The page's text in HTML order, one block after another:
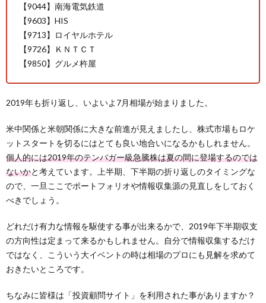
【9044】南海電気鉄道
【9603】HIS
【9713】ロイヤルホテル
【9726】ＫＮＴＣＴ
【9850】グルメ杵屋
2019年も折り返し、いよいよ7月相場が始まりました。
米中関係と米朝関係に大きな前進が見えましたし、株式市場もロケ
ットスタートを切るにはとても良い地合いになるかもしれません。
個人的には2019年のテンバガー級急騰株は夏の間に登場するのでは
ないかと考えています。上半期、下半期の折り返しのタイミングな
ので、一旦ここでポートフォリオや情報収集源の見直しをしておく
べきでしょう。
どれだけ有力な情報を駆使する事が出来るかで、2019年下半期収支
の方向性は定まって来るかもしれません。自分で情報収集するだけ
ではなく、こういう大イベントの時は相場のプロにも見解を求めて
おきたいところです。
ちなみに皆様は「投資顧問サイト」を利用された事がありますか？